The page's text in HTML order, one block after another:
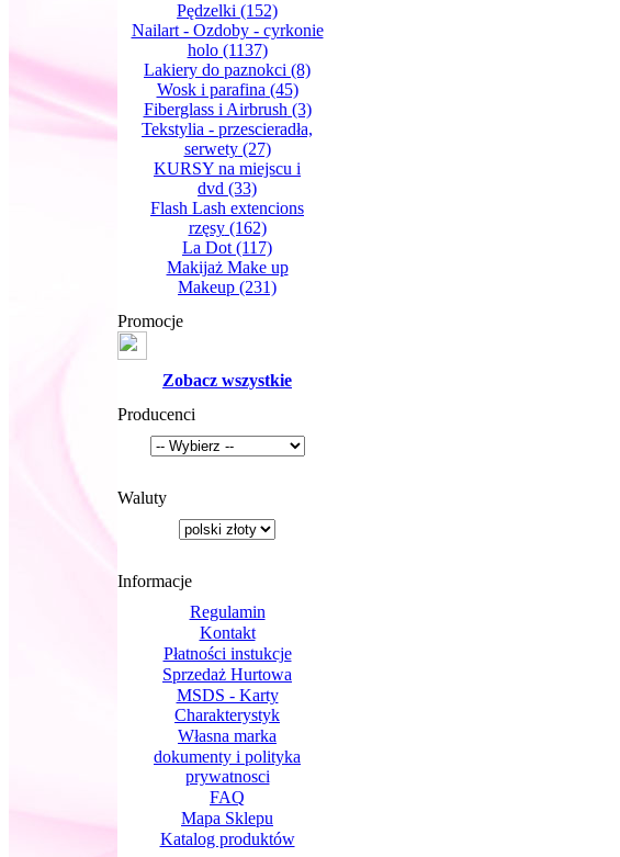
Pędzelki (152)
Nailart - Ozdoby - cyrkonie
holo(1137)
Lakiery do paznokci (8)
Wosk i parafina (45)
Fiberglass i Airbrush (3)
Tekstylia - przescieradła,
serwety(27)
KURSY na miejscu i
dvd (33)
Flash Lash extencions
rzęsy(162)
La Dot (117)
Makijaż Make up
Makeup (231)
Promocje
Zobacz wszystkie
Producenci
Waluty
Informacje
Regulamin
Kontakt
Płatności instukcje
Sprzedaż Hurtowa
MSDS - Karty
Charakterystyk
Własna marka
dokumenty i polityka
prywatnosci
FAQ
Mapa Sklepu
Katalog produktów